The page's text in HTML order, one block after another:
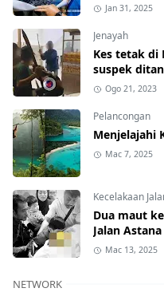
Jan 31, 2025
Jenayah
Kes tetak di
suspek
Ogo 21, 2023
Pelancongan
Menjelajahi
Mac 7, 2025
Kecelakaan
Dua maut
Jalan Astana
Mac 13, 2025
NETWORK